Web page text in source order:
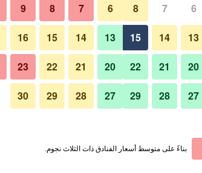
عرض الأسعار
عرض الأسعار صور لـ فندق 25 آورز ذا غولدمان
6
7
8
13
14
15
20
21
22
27
28
29
6
7
8
9
13
14
15
16
20
21
22
23
27
28
29
30
بناءً على متوسط أسعار الفنادق ذات الثلاث نجوم.